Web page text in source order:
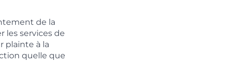
de la
les services de
plainte à la
quelle que